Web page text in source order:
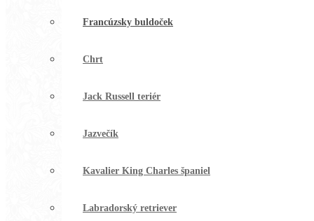
Francúzsky buldoček
Chrt
Jack Russell teriér
Jazvečík
Kavalier King Charles španiel
Labradorský retriever